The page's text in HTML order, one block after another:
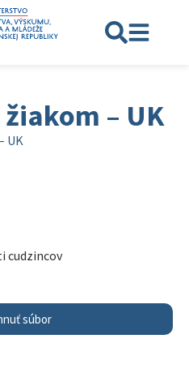
– UK
UK
cudzincov
súbor